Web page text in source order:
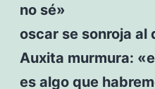
no sé»
oscar se sonroja al
Auxita murmura:
es algo que